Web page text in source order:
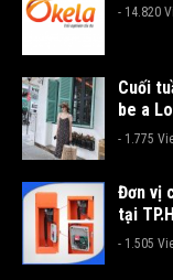
- 14.820
Cuối
be a
- 1.775
Đơn vị
tại
- 1.505